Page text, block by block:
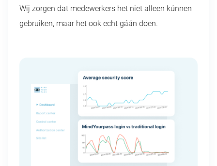
Wij zorgen dat medewerkers het niet alleen kúnnen
gebruiken, maar het ook echt gáán doen.